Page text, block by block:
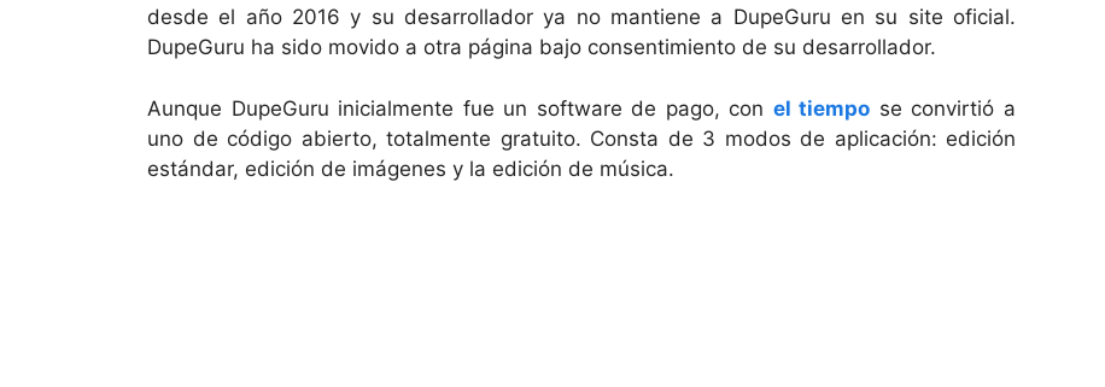
desde el año 2016 y su desarrollador ya no mantiene a DupeGuru en su site oficial.
DupeGuru ha sido movido a otra página bajo consentimiento de su desarrollador.
Aunque DupeGuru inicialmente fue un software de pago, con el tiempo se convirtió a
uno de código abierto, totalmente gratuito. Consta de 3 modos de aplicación: edición
estándar, edición de imágenes y la edición de música.